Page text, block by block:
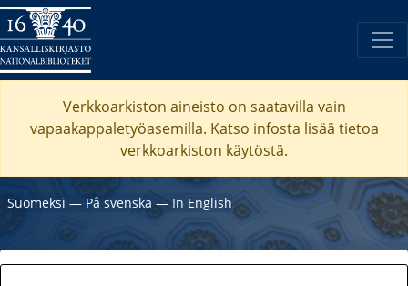
Verkkoarkiston aineisto on saatavilla vain
vapaakappaletyöasemilla. Katso infosta lisää tietoa
verkkoarkiston käytöstä.
Suomeksi ― På svenska― In English